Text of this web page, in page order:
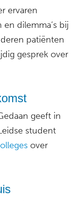
ervaren
dilemma’s bij
patiënten
gesprek over
geeft in
student
over